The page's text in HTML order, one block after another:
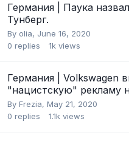
Германия | Паука
Тунберг.
By olia, June 16, 2020
0 replies 1k views
Германия | Volkswagen
"нацистскую" рекламу
By Frezia, May 21, 2020
0 replies 1.1k views